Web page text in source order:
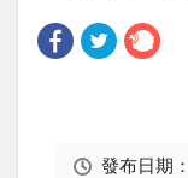
發布日期：